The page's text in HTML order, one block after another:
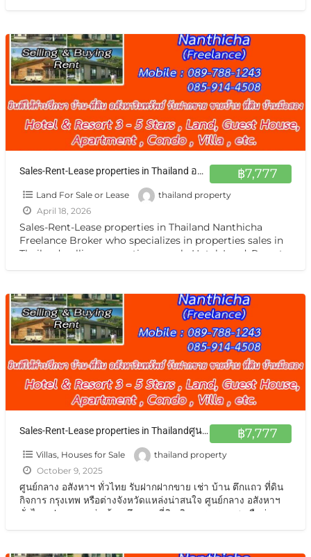
฿7,777
Sales-Rent-Lease properties in Thailand อสังหาฯ ทั่วไทย รับฝากฝากขาย เช่า บ้าน ตึกแถว ที่ดิน กิจการ กรุงเทพ หรือต่างจังหวัดแหล่งน่าสนใจ
Land For Sale or Lease
thailand property
April 18, 2026
Sales-Rent-Lease properties in Thailand Nanthicha
Freelance Broker who specializes in properties sales in
Thailand. selling properties namely Hotel ,Land, Resort,
฿7,777
Sales-Rent-Lease properties in Thailandศูนย์กลาง อสังหาฯ ทั่วไทย รับฝากฝากขาย เช่า บ้าน ตึกแถว ที่ดิน กิจการ กรุงเทพ หรือต่างจังหวัดแหล่งน่าสนใจ
Villas, Houses for Sale
thailand property
October 9, 2025
ศูนย์กลาง อสังหาฯ ทั่วไทย รับฝากฝากขาย เช่า บ้าน ตึกแถว ที่ดิน
กิจการ กรุงเทพ หรือต่างจังหวัดแหล่งน่าสนใจ ศูนย์กลาง อสังหาฯ
ทั่วไทย ฝากขาย เช่า บ้าน ตึกแถว ที่ดิน กิจการ กรุงเทพ หรือต่าง